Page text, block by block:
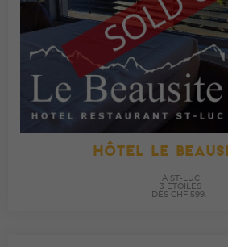
HÔTEL LE
À ST-LUC
3 ÉTOILES
DÈS CHF 599.-